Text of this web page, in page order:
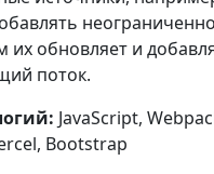
их обновляет и
поток.
JavaScript,
Bootstrap